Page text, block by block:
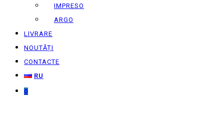
IMPRESO
ARGO
LIVRARE
NOUTĂȚI
CONTACTE
RU
0